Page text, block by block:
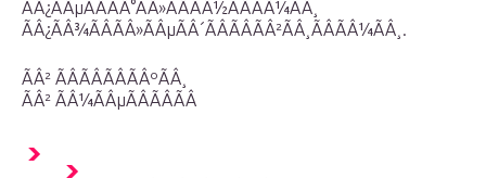
ÃÂ¿ÃÂµÃÂÃÂ°ÃÂ»ÃÂÃÂ½ÃÂÃÂ¼ÃÂ¸
ÃÂ¿ÃÂ¾ÃÂÃÂ»ÃÂµÃÂ´ÃÂÃÂÃÂ²ÃÂ¸ÃÂÃÂ¼ÃÂ¸.
ÃÂ² ÃÂÃÂÃÂÃÂºÃÂ¸
ÃÂ² ÃÂ¼ÃÂµÃÂÃÂÃÂ